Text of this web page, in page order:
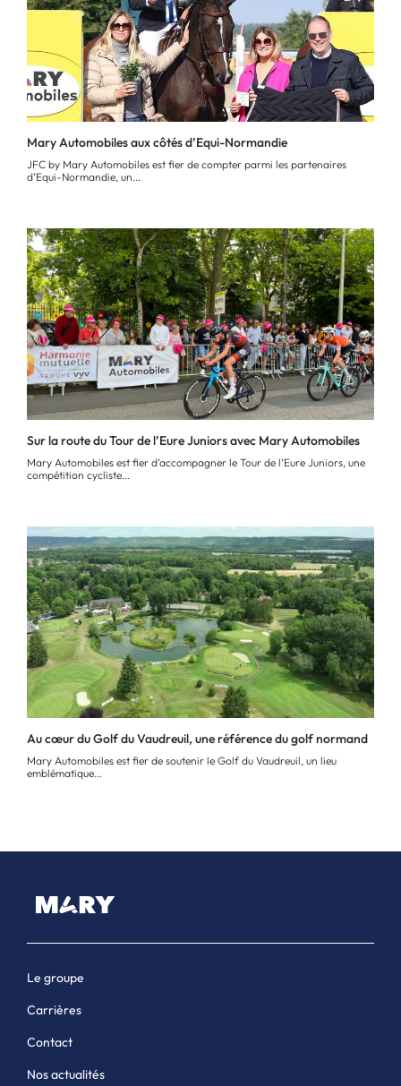
Mary Automobiles aux côtés d’Equi-Normandie
JFC by Mary Automobiles est fier de compter parmi les partenaires
d’Equi-Normandie, un...
Sur la route du Tour de l’Eure Juniors avec Mary Automobiles
Mary Automobiles est fier d’accompagner le Tour de l’Eure Juniors, une
compétition cycliste...
Au cœur du Golf du Vaudreuil, une référence du golf normand
Mary Automobiles est fier de soutenir le Golf du Vaudreuil, un lieu
emblématique...
Le groupe
Carrières
Contact
Nos actualités